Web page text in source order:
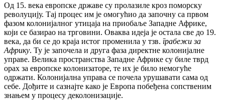
Од 15. века европске државе су пролазиле кроз поморску
револуцију. Тај процес им је омогућио да започну са првом
фазом колонијалног утицаја на приобаље Западне Африке,
који се базирао на трговини. Оваква идеја је остала све до 19.
века, да би се до краја истог променила у тзв. грабежи за
Африку. Ту је започела и друга фаза директне колонијалне
управе. Велика пространства Западне Африке су биле тврд
орах за европске колонизаторе, те их је било немогуће
одржати. Колонијална управа се почела урушавати сама од
себе. Дођите и сазнајте како је Европа побеђена сопственим
знањем у процесу деколонизације.